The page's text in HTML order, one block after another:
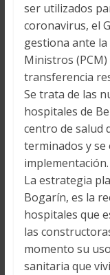
ser utilizados
coronavirus, el
gestiona ante la
Ministros
transferencia
Se trata de las
hospitales de
centro de salud
terminados y
implementación.
La estrategia
Bogarín, es la
hospitales que
las
momento su
sanitaria que